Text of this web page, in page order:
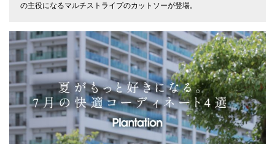
の主役になるマルチストライプのカットソーが登場。